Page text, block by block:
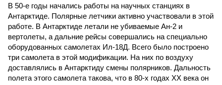
В 50-е годы начались работы на научных станциях в
Антарктиде. Полярные летчики активно участвовали в этой
работе. В Антарктиде летали не убиваемые Ан-2 и
вертолеты, а дальние рейсы совершались на специально
оборудованных самолетах Ил-18Д. Всего было построено
три самолета в этой модификации. На них по воздуху
доставлялись в Антарктиду смены полярников. Дальность
полета этого самолета такова, что в 80-х годах ХХ века он